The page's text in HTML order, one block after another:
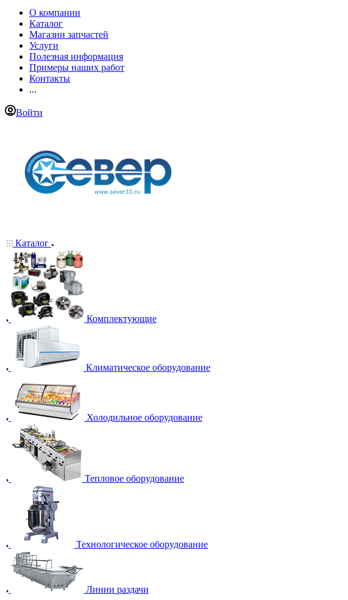
О компании
Каталог
Магазин запчастей
Услуги
Полезная информация
Примеры наших работ
Контакты
...
Войти
Каталог
Комплектующие
Климатическое оборудование
Холодильное оборудование
Тепловое оборудование
Технологическое оборудование
Линии раздачи